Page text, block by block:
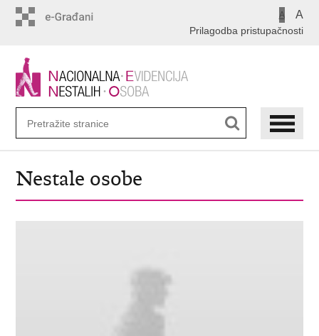
A A
Prilagodba pristupačnosti
Nestale osobe